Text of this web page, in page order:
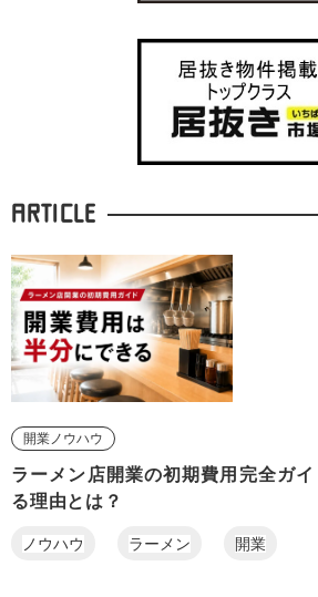
ARTICLE
開業ノウハウ
ラーメン店開業の初期費用完全ガ
る理由とは？
ノウハウ ラーメン 開業